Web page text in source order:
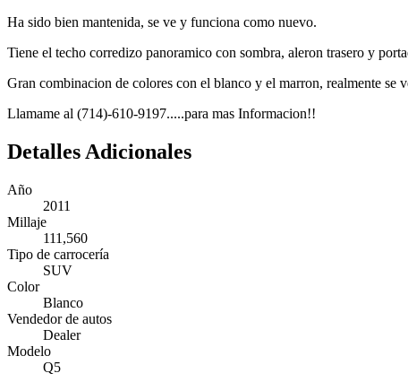
Ha sido bien mantenida, se ve y funciona como nuevo.
Tiene el techo corredizo panoramico con sombra, aleron trasero y
Gran combinacion de colores con el blanco y el marron, realmente
Llamame al (714)-610-9197.....para mas Informacion!!
Detalles Adicionales
Año
2011
Millaje
111,560
Tipo de carrocería
SUV
Color
Blanco
Vendedor de autos
Dealer
Modelo
Q5